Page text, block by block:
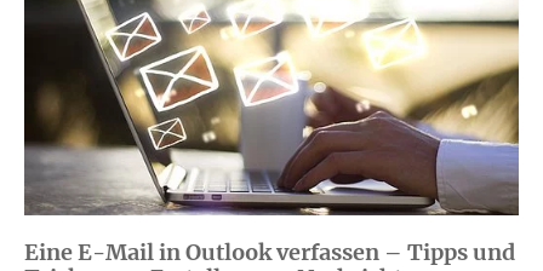
Eine E-Mail in Outlook verfassen – Tipps und